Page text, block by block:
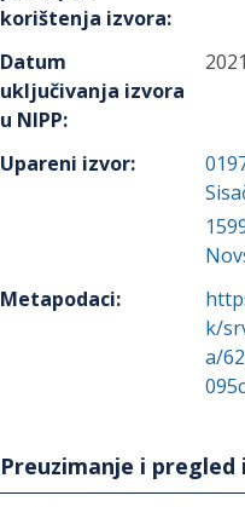
korištenja izvora:
Datum
uključivanja izvora
u NIPP:
Upareni izvor:
Metapodaci:
k/
a/
Preuzimanje i pregled